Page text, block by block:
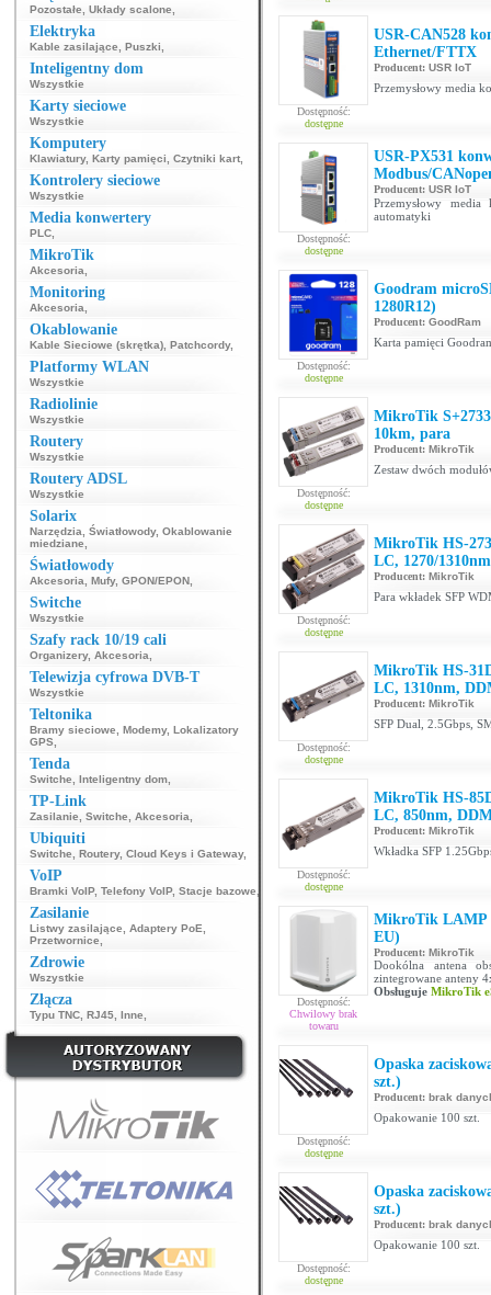
Pozostałe Układy scalone
Elektryka
Kable zasilające Puszki
Inteligentny dom
Wszystkie
Karty sieciowe
Wszystkie
Komputery
Klawiatury, Karty pamięci Czytniki kart
Kontrolery sieciowe
Wszystkie
Media konwertery
PLC
MikroTik
Akcesoria
Monitoring
Akcesoria
Okablowanie
Kable Sieciowe (skrętka) Patchcordy,
Platformy WLAN
Wszystkie
Radiolinie
Wszystkie
Routery
Wszystkie
Routery ADSL
Wszystkie
Solarix
Narzędzia Światłowody, Okablowanie
miedziane
Światłowody
Akcesoria Mufy, GPON/EPON
Switche
Wszystkie
Szafy rack 10/19 cali
Organizery, Akcesoria
Telewizja cyfrowa DVB-T
Wszystkie
Teltonika
Bramy sieciowe Modemy, Lokalizatory
GPS
Tenda
Switche Inteligentny dom
TP-Link
Zasilanie Switche Akcesoria
Ubiquiti
Switche Routery, Cloud Keys i Gateway,
VoIP
Bramki VoIP, Telefony VoIP, Stacje bazowe
Zasilanie
Listwy zasilające Adaptery PoE
Przetwornice
Zdrowie
Wszystkie
Złącza
Typu TNC RJ45 Inne
Dostępność:
dostępne
USR-CAN528
Ethernet/FTTX
Producent: USR IoT
Przemysłowy media
Dostępność:
dostępne
USR-PX531
Modbus/
Producent: USR IoT
Przemysłowy
automatyki
Dostępność:
dostępne
Goodram
1280R12)
Producent: GoodRam
Karta pamięci
Dostępność:
dostępne
MikroTik
10km, para
Producent: MikroTik
Zestaw dwóch
Dostępność:
dostępne
MikroTik HS-
LC, 1270/
Producent: MikroTik
Para wkładek SFP
Dostępność:
dostępne
MikroTik HS-
LC, 1310nm,
Producent: MikroTik
SFP Dual, 2.5Gbps,
Dostępność:
dostępne
MikroTik HS-
LC, 850nm,
Producent: MikroTik
Wkładka SFP
Dostępność:
Chwilowy brak
towaru
MikroTik LAMP
EU)
Producent: MikroTik
Dookólna antena
zintegrowane anteny
Obsługuje MikroTik
Dostępność:
dostępne
Opaska
szt.)
Producent: brak
Opakowanie 100 szt.
Dostępność:
dostępne
Opaska
szt.)
Producent: brak
Opakowanie 100 szt.